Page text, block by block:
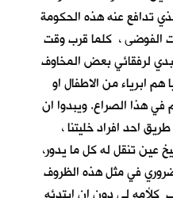
تدافع عنه هذه الحكومة
الفوضى ، كلما قرب وقت
لرفقائي بعض المخاوف
ابرياء من الاطفال او
في هذا الصراع. ويبدوا ان
احد افراد خليتنا ،
عين تنقل له كل ما يدور،
في مثل هذه الظروف